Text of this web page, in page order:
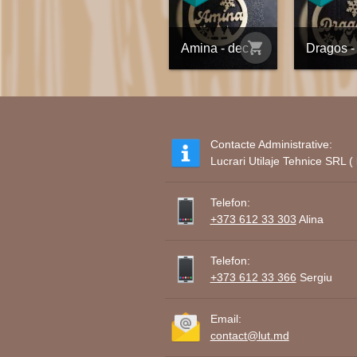
Amina - decorațiune din placaj personalizată
shopping_cart
Contacte Administrative:
Lucrari Utilaje Tehnice SRL
Telefon:
+373 612 33 303 Alina
Telefon:
+373 612 33 366 Sergiu
Email:
contact@lut.md